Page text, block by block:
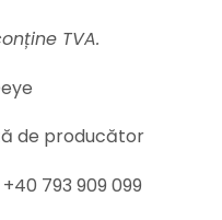
TVA.
de producător
793 909 099